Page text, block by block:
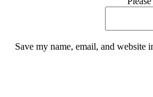
Save my name, email, and website